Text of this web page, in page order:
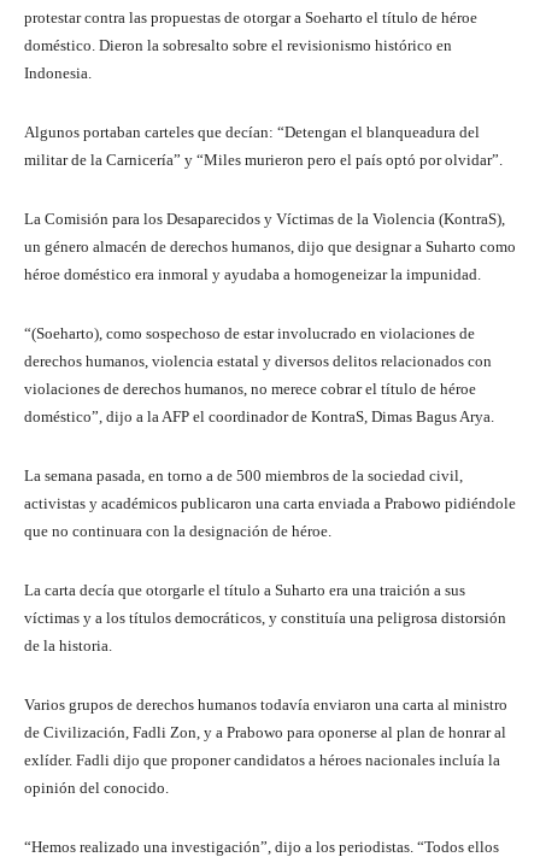
protestar contra las propuestas de otorgar a Soeharto el título de héroe
doméstico. Dieron la sobresalto sobre el revisionismo histórico en
Indonesia.
Algunos portaban carteles que decían: “Detengan el blanqueadura del
militar de la Carnicería” y “Miles murieron pero el país optó por olvidar”.
La Comisión para los Desaparecidos y Víctimas de la Violencia (KontraS),
un género almacén de derechos humanos, dijo que designar a Suharto como
héroe doméstico era inmoral y ayudaba a homogeneizar la impunidad.
“(Soeharto), como sospechoso de estar involucrado en violaciones de
derechos humanos, violencia estatal y diversos delitos relacionados con
violaciones de derechos humanos, no merece cobrar el título de héroe
doméstico”, dijo a la AFP el coordinador de KontraS, Dimas Bagus Arya.
La semana pasada, en torno a de 500 miembros de la sociedad civil,
activistas y académicos publicaron una carta enviada a Prabowo pidiéndole
que no continuara con la designación de héroe.
La carta decía que otorgarle el título a Suharto era una traición a sus
víctimas y a los títulos democráticos, y constituía una peligrosa distorsión
de la historia.
Varios grupos de derechos humanos todavía enviaron una carta al ministro
de Civilización, Fadli Zon, y a Prabowo para oponerse al plan de honrar al
exlíder. Fadli dijo que proponer candidatos a héroes nacionales incluía la
opinión del conocido.
“Hemos realizado una investigación”, dijo a los periodistas. “Todos ellos